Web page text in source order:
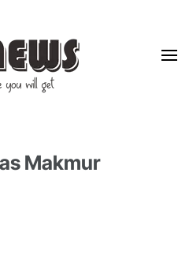
Makmur